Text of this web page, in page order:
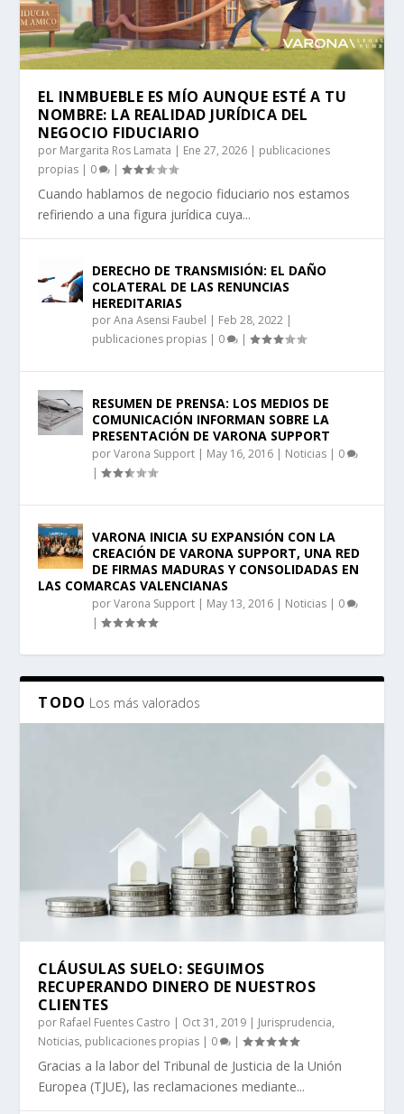
EL INMBUEBLE ES MÍO AUNQUE ESTÉ A TU
NOMBRE: LA REALIDAD JURÍDICA DEL
NEGOCIO FIDUCIARIO
por Margarita Ros Lamata Ene 27, 2026
publicaciones
propias
0 |
Cuando hablamos de negocio fiduciario nos estamos
refiriendo a una figura jurídica cuya...
DERECHO DE TRANSMISIÓN: EL DAÑO
COLATERAL DE LAS RENUNCIAS
HEREDITARIAS
porAna Asensi Faubel Feb 28, 2022
publicaciones propias
0 |
RESUMEN DE PRENSA: LOS MEDIOS DE
COMUNICACIÓN INFORMAN SOBRE LA
PRESENTACIÓN DE VARONA SUPPORT
porVarona Support May 16, 2016 Noticias
0
|
VARONA INICIA SU EXPANSIÓN CON LA
CREACIÓN DE VARONA SUPPORT, UNA RED
DE FIRMAS MADURAS Y CONSOLIDADAS EN
LAS COMARCAS VALENCIANAS
porVarona Support May 13, 2016 Noticias
0
|
TODO Los más valorados
CLÁUSULAS SUELO: SEGUIMOS
RECUPERANDO DINERO DE NUESTROS
CLIENTES
por Rafael Fuentes Castro | Oct 31, 2019 | Jurisprudencia,
Noticias, publicaciones propias | 0 |
Gracias a la labor del Tribunal de Justicia de la Unión
Europea (TJUE), las reclamaciones mediante...